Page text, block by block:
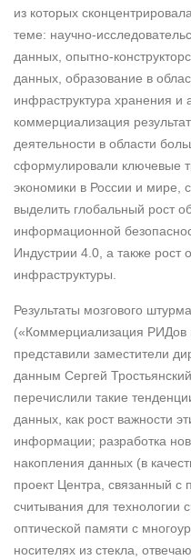
из которых
теме: научно-
данных, опытно-
данных, образование в
инфраструктура хранения и
коммерциализация
деятельности в области
сформулировали ключевые
экономики в России и мире,
выделить глобальный рост
информационной
Индустрии 4.0, а также рост
инфраструктуры.
Результаты мозгового
(«Коммерциализация РИДов
представили заместители
данным Сергей
перечислили такие
данных, как рост важности
информации; разработка
накопления данных (в
проект Центра, связанный с
считывания для технологии
оптической памяти с
носителях из стекла,